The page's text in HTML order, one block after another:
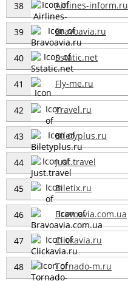
38 Airlines-inform.ru
39 Bravoavia.ru
40 Sstatic.net
41 Fly-me.ru
42 Travel.ru
43 Biletyplus.ru
44 Just.travel
45 Biletix.ru
46 Bravoavia.com.ua
47 Clickavia.ru
48 Tornado-m.ru